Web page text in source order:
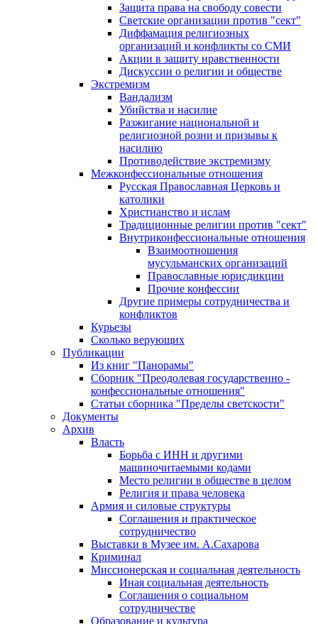
Защита права на свободу совести
Светские организации против "сект"
Диффамация религиозных
организаций и конфликты со СМИ
Акции в защиту нравственности
Дискуссии о религии и обществе
Экстремизм
Вандализм
Убийства и насилие
Разжигание национальной и
религиозной розни и призывы к
насилию
Противодействие экстремизму
Межконфессиональные отношения
Русская Православная Церковь и
католики
Христианство и ислам
Традиционные религии против "сект"
Внутриконфессиональные отношения
Взаимоотношения
мусульманских организаций
Православные юрисдикции
Прочие конфессии
Другие примеры сотрудничества и
конфликтов
Курьезы
Сколько верующих
Публикации
Из книг "Панорамы"
Сборник "Преодолевая государственно -
конфессиональные отношения"
Статьи сборника "Пределы светскости"
Документы
Архив
Власть
Борьба с ИНН и другими
машиночитаемыми кодами
Место религии в обществе в целом
Религия и права человека
Армия и силовые структуры
Соглашения и практическое
сотрудничество
Выставки в Музее им. А.Сахарова
Криминал
Миссионерская и социальная деятельность
Иная социальная деятельность
Соглашения о социальном
сотрудничестве
Образование и культура